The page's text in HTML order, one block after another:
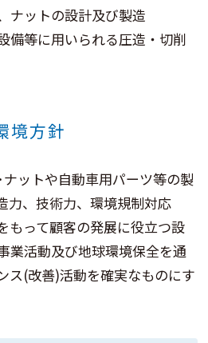
ナットの設計及び製造
備等に用いられる圧造・切削
境方針
ットや自動車用パーツ等の製
力、技術力、環境規制対応
もって顧客の発展に役立つ設
業活動及び地球環境保全を通
ス(改善)活動を確実なものにす